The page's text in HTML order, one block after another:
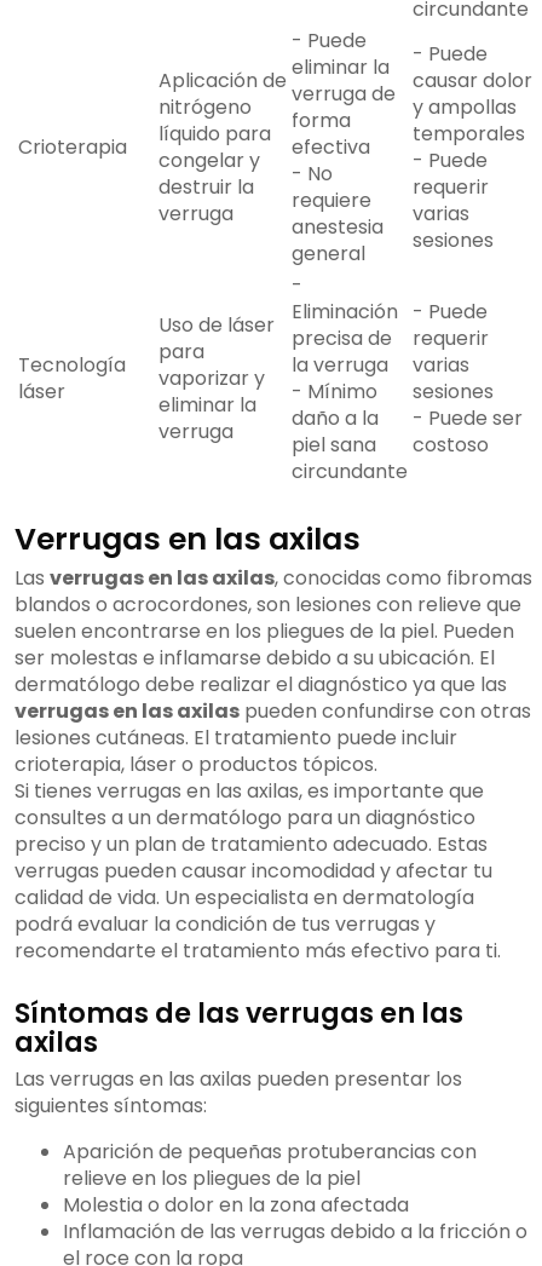
circundante
Crioterapia
Aplicación de
nitrógeno
líquido para
congelar y
destruir la
verruga
- Puede
eliminar la
verruga de
forma
efectiva
- No
requiere
anestesia
general
- Puede
causar dolor
y ampollas
temporales
- Puede
requerir
varias
sesiones
Tecnología
láser
Uso de láser
para
vaporizar y
eliminar la
verruga
-
Eliminación
precisa de
la verruga
- Mínimo
daño a la
piel sana
circundante
- Puede
requerir
varias
sesiones
- Puede ser
costoso
Verrugas en las axilas
Las verrugas en las axilas, conocidas como fibromas
blandos o acrocordones, son lesiones con relieve que
suelen encontrarse en los pliegues de la piel. Pueden
ser molestas e inflamarse debido a su ubicación. El
dermatólogo debe realizar el diagnóstico ya que las
verrugas en las axilas pueden confundirse con otras
lesiones cutáneas. El tratamiento puede incluir
crioterapia, láser o productos tópicos.
Si tienes verrugas en las axilas, es importante que
consultes a un dermatólogo para un diagnóstico
preciso y un plan de tratamiento adecuado. Estas
verrugas pueden causar incomodidad y afectar tu
calidad de vida. Un especialista en dermatología
podrá evaluar la condición de tus verrugas y
recomendarte el tratamiento más efectivo para ti.
Síntomas de las verrugas en las
axilas
Las verrugas en las axilas pueden presentar los
siguientes síntomas:
Aparición de pequeñas protuberancias con
relieve en los pliegues de la piel
Molestia o dolor en la zona afectada
Inflamación de las verrugas debido a la fricción o
el roce con la ropa